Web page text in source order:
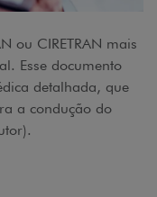
ou CIRETRAN mais
Esse documento
detalhada, que
a condução do